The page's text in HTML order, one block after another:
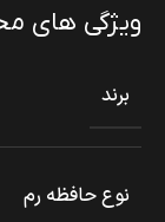
ویژگی های
برند
نوع حافظه رم